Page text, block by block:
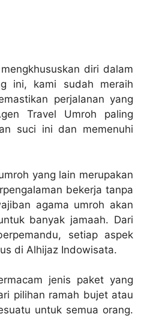
diri dalam
ini, kami sudah meraih
perjalanan yang
Travel Umroh paling
suci ini dan memenuhi
yang lain merupakan
bekerja tanpa
agama umroh akan
banyak jamaah. Dari
setiap aspek
di Alhijaz Indowisata.
jenis paket yang
pilihan ramah bujet atau
untuk semua orang.